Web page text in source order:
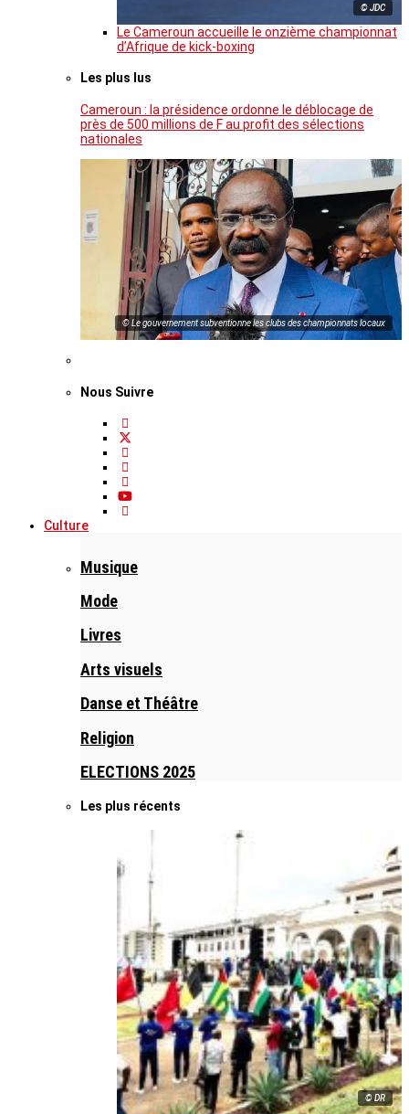
© JDC
Le Cameroun accueille le onzième championnat
d’Afrique de kick-boxing
Les plus lus
Cameroun : la présidence ordonne le déblocage de
près de 500 millions de F au profit des sélections
nationales
© Le gouvernement subventionne les clubs des championnats locaux
Nous Suivre
Culture
Musique
Mode
Livres
Arts visuels
Danse et Théâtre
Religion
ELECTIONS 2025
Les plus récents
© DR